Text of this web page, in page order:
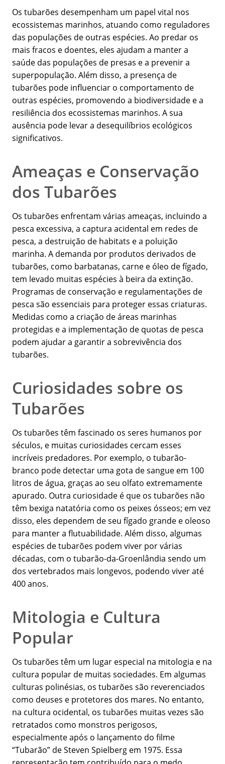
Os tubarões desempenham um papel vital nos
ecossistemas marinhos, atuando como reguladores
das populações de outras espécies. Ao predar os
mais fracos e doentes, eles ajudam a manter a
saúde das populações de presas e a prevenir a
superpopulação. Além disso, a presença de
tubarões pode influenciar o comportamento de
outras espécies, promovendo a biodiversidade e a
resiliência dos ecossistemas marinhos. A sua
ausência pode levar a desequilíbrios ecológicos
significativos.
Ameaças e Conservação
dos Tubarões
Os tubarões enfrentam várias ameaças, incluindo a
pesca excessiva, a captura acidental em redes de
pesca, a destruição de habitats e a poluição
marinha. A demanda por produtos derivados de
tubarões, como barbatanas, carne e óleo de fígado,
tem levado muitas espécies à beira da extinção.
Programas de conservação e regulamentações de
pesca são essenciais para proteger essas criaturas.
Medidas como a criação de áreas marinhas
protegidas e a implementação de quotas de pesca
podem ajudar a garantir a sobrevivência dos
tubarões.
Curiosidades sobre os
Tubarões
Os tubarões têm fascinado os seres humanos por
séculos, e muitas curiosidades cercam esses
incríveis predadores. Por exemplo, o tubarão-
branco pode detectar uma gota de sangue em 100
litros de água, graças ao seu olfato extremamente
apurado. Outra curiosidade é que os tubarões não
têm bexiga natatória como os peixes ósseos; em vez
disso, eles dependem de seu fígado grande e oleoso
para manter a flutuabilidade. Além disso, algumas
espécies de tubarões podem viver por várias
décadas, com o tubarão-da-Groenlândia sendo um
dos vertebrados mais longevos, podendo viver até
400 anos.
Mitologia e Cultura
Popular
Os tubarões têm um lugar especial na mitologia e na
cultura popular de muitas sociedades. Em algumas
culturas polinésias, os tubarões são reverenciados
como deuses e protetores dos mares. No entanto,
na cultura ocidental, os tubarões muitas vezes são
retratados como monstros perigosos,
especialmente após o lançamento do filme
“Tubarão” de Steven Spielberg em 1975. Essa